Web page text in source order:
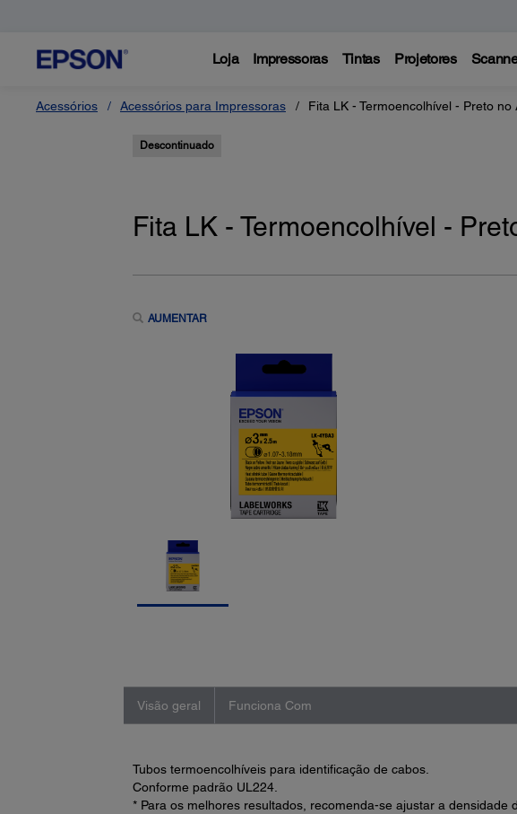
Loja Impressoras Tintas Projetores
Acessórios Acessórios para Impressoras Fita LK - Termoencolhível - Preto no
Descontinuado
Fita LK - Termoencolhível -
AUMENTAR
Visão geral Funciona Com
Tubos termoencolhíveis para identificação de cabos.
Conforme padrão UL224.
* Para os melhores resultados, recomenda-se ajustar a densidade